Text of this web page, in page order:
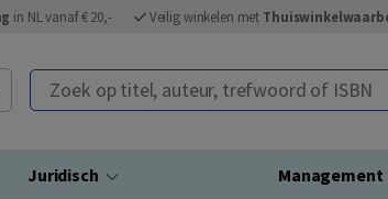
in NL vanaf € 20,- Veilig winkelen met
Zoek op titel, auteur, trefwoord of ISBN
Juridisch Management